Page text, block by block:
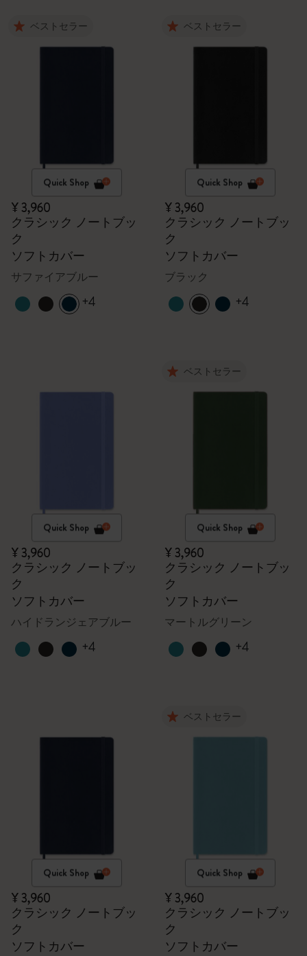
ベストセラー
Quick Shop
¥ 3,960
クラシック ノートブッ
ク
ソフトカバー
サファイアブルー
+4
ベストセラー
Quick Shop
¥ 3,960
クラシック ノートブッ
ク
ソフトカバー
ブラック
+4
Quick Shop
¥ 3,960
クラシック ノートブッ
ク
ソフトカバー
ハイドランジェアブルー
+4
ベストセラー
Quick Shop
¥ 3,960
クラシック ノートブッ
ク
ソフトカバー
マートルグリーン
+4
Quick Shop
¥ 3,960
クラシック ノートブッ
ク
ソフトカバー
ベストセラー
Quick Shop
¥ 3,960
クラシック ノートブッ
ク
ソフトカバー